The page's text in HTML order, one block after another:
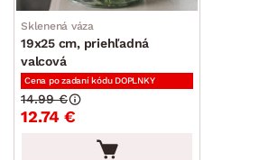
Sklenená váza
19x25 cm, priehľadná
valcová
Cena po zadaní kódu DOPLNKY
12.74 €
14.99 €